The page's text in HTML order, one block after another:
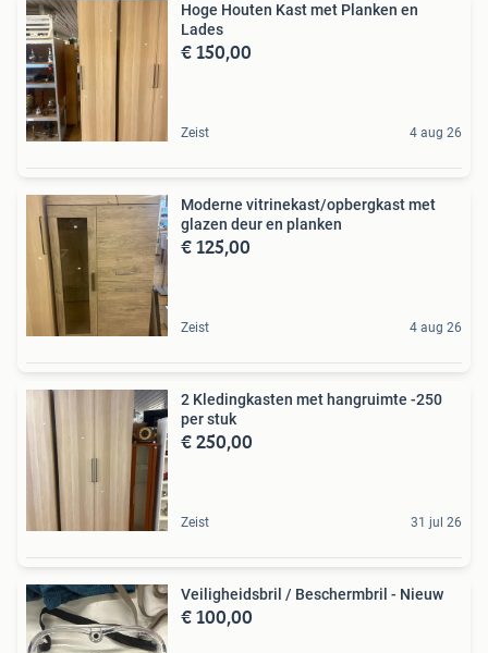
Hoge Houten Kast met Planken en
Lades
€ 150,00
Zeist 4 aug 26
Moderne vitrinekast/opbergkast met
glazen deur en planken
€ 125,00
Zeist 4 aug 26
2 Kledingkasten met hangruimte -250
per stuk
€ 250,00
Zeist 31 jul 26
Veiligheidsbril / Beschermbril - Nieuw
€ 100,00